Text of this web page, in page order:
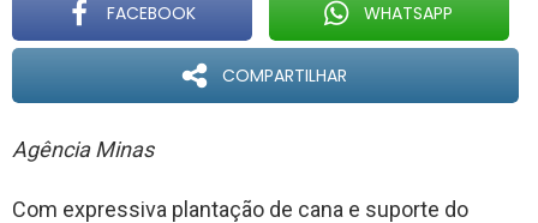
FACEBOOK WHATSAPP
COMPARTILHAR
Agência Minas
Com expressiva plantação de cana e suporte do